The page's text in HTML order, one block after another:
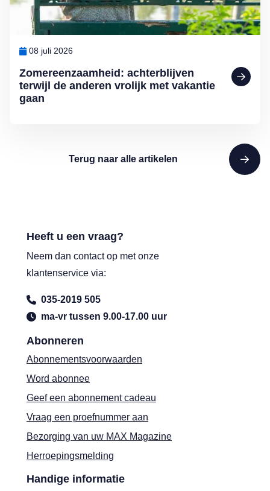
Zomereenzaamheid: achterblijven
terwijl de anderen vrolijk met vakantie
gaan
08 juli 2026
Terug naar alle artikelen
Abonneren
Abonnementsvoorwaarden
Word abonnee
Geef een abonnement cadeau
Vraag een proefnummer aan
Bezorging van uw MAX Magazine
Herroepingsmelding
Handige informatie
Heeft u een vraag?
Neem dan contact op met onze
klantenservice via:
035-2019 505
ma-vr tussen 9.00-17.00 uur